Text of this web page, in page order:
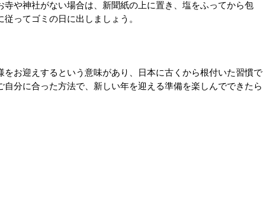
寺や神社がない場合は、新聞紙の上に置き、塩をふってから包
ってゴミの日に出しましょう。
をお迎えするという意味があり、日本に古くから根付いた習慣で
自分に合った方法で、新しい年を迎える準備を楽しんでできたら